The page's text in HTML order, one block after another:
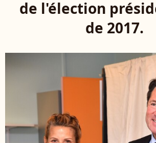
de l'élection
de 2017.